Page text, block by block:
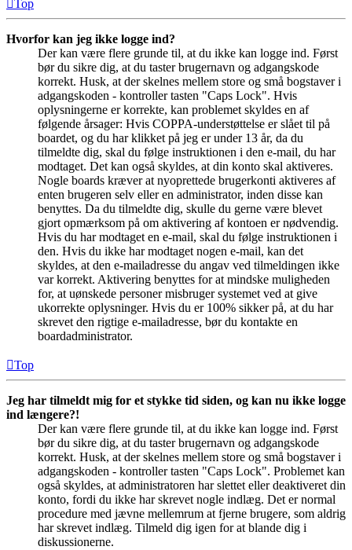
Top
Hvorfor kan jeg ikke logge ind?
Der kan være flere grunde til, at du ikke kan logge ind. Først
bør du sikre dig, at du taster brugernavn og adgangskode
korrekt. Husk, at der skelnes mellem store og små bogstaver i
adgangskoden - kontroller tasten "Caps Lock". Hvis
oplysningerne er korrekte, kan problemet skyldes en af
følgende årsager: Hvis COPPA-understøttelse er slået til på
boardet, og du har klikket på jeg er under 13 år, da du
tilmeldte dig, skal du følge instruktionen i den e-mail, du har
modtaget. Det kan også skyldes, at din konto skal aktiveres.
Nogle boards kræver at nyoprettede brugerkonti aktiveres af
enten brugeren selv eller en administrator, inden disse kan
benyttes. Da du tilmeldte dig, skulle du gerne være blevet
gjort opmærksom på om aktivering af kontoen er nødvendig.
Hvis du har modtaget en e-mail, skal du følge instruktionen i
den. Hvis du ikke har modtaget nogen e-mail, kan det
skyldes, at den e-mailadresse du angav ved tilmeldingen ikke
var korrekt. Aktivering benyttes for at mindske muligheden
for, at uønskede personer misbruger systemet ved at give
ukorrekte oplysninger. Hvis du er 100% sikker på, at du har
skrevet den rigtige e-mailadresse, bør du kontakte en
boardadministrator.
Top
Jeg har tilmeldt mig for et stykke tid siden, og kan nu ikke logge
ind længere?!
Der kan være flere grunde til, at du ikke kan logge ind. Først
bør du sikre dig, at du taster brugernavn og adgangskode
korrekt. Husk, at der skelnes mellem store og små bogstaver i
adgangskoden - kontroller tasten "Caps Lock". Problemet kan
også skyldes, at administratoren har slettet eller deaktiveret din
konto, fordi du ikke har skrevet nogle indlæg. Det er normal
procedure med jævne mellemrum at fjerne brugere, som aldrig
har skrevet indlæg. Tilmeld dig igen for at blande dig i
diskussionerne.